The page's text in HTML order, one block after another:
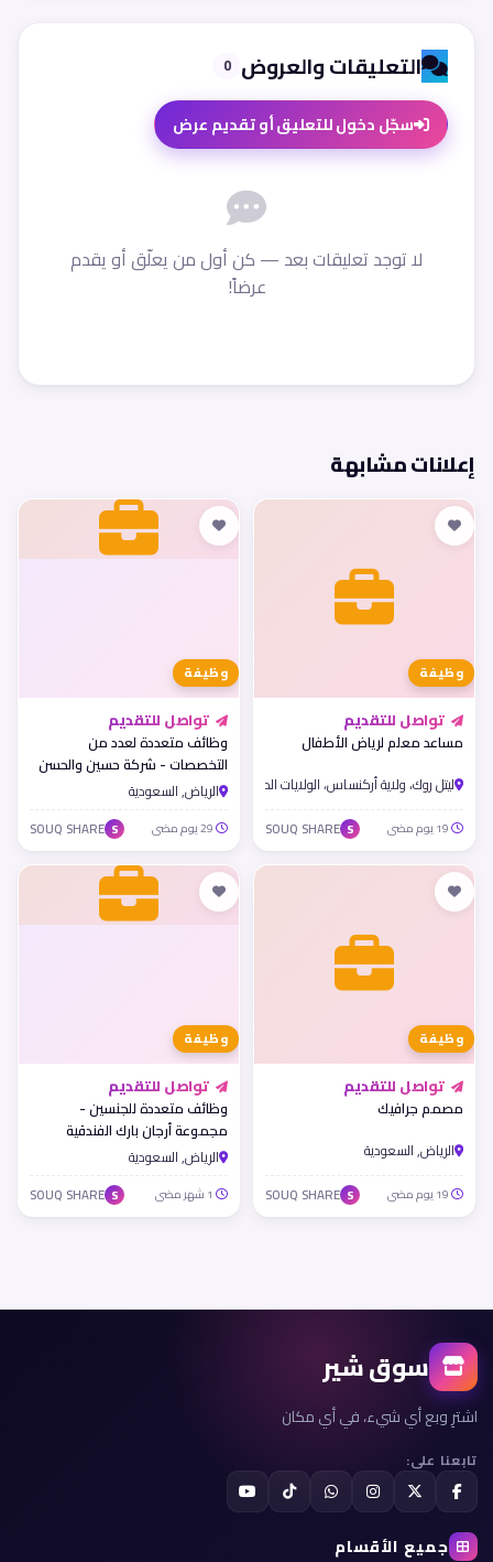
التعليقات والعروض 0
سجّل دخول للتعليق أو تقديم عرض
لا توجد تعليقات بعد — كن أول من يعلّق أو يقدم
عرضاً!
إعلانات مشابهة
وظيفة
تواصل للتقديم
مساعد معلم لرياض الأطفال
ليتل روك، ولاية أركنساس، الولايات المتحدة الأمريكية
S
SOUQ SHARE
وظيفة
تواصل للتقديم
وظائف متعددة لعدد من
التخصصات - شركة حسين والحسن
شاكر وإخوانه
الرياض, السعودية
S
SOUQ SHARE
وظيفة
تواصل للتقديم
مصمم جرافيك
الرياض, السعودية
S
SOUQ SHARE
وظيفة
تواصل للتقديم
وظائف متعددة للجنسين -
مجموعة أرجان بارك الفندقية
الرياض, السعودية
S
SOUQ SHARE
سوق شير
اشترِ وبع أي شيء، في أي مكان
تابعنا على:
جميع الأقسام